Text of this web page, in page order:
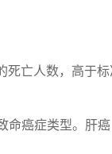
亡人数，高于
癌症类型。肝